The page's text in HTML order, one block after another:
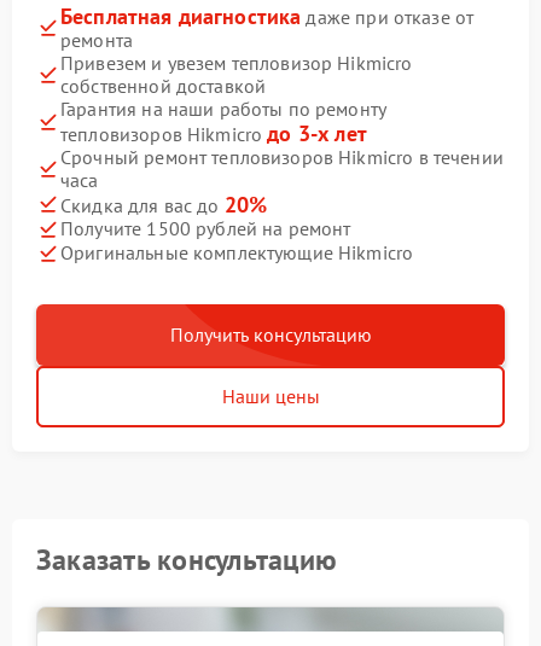
Бесплатная диагностика даже при отказе от
ремонта
Привезем и увезем тепловизор Hikmicro
собственной доставкой
Гарантия на наши работы по ремонту
тепловизоров Hikmicroдо 3-х лет
Срочный ремонт тепловизоров Hikmicro в течении
часа
Скидка для вас до 20%
Получите 1500 рублей на ремонт
Оригинальные комплектующие Hikmicro
Получить консультацию
Наши цены
Заказать консультацию